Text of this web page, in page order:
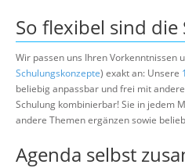
So flexibel sind die
Wir passen uns Ihren Vorkenntnissen
Schulungskonzepte) exakt an: Unsere
beliebig anpassbar und frei mit
Schulung kombinierbar! Sie in jedem
andere Themen ergänzen sowie
Agenda selbst